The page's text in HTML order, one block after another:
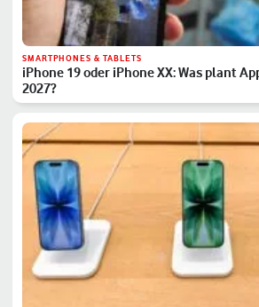
SMARTPHONES & TABLETS
iPhone 19 oder iPhone XX: Was plant
2027?